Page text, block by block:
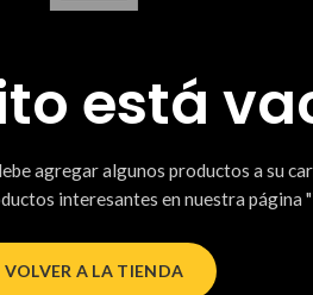
está
agregar algunos productos a su
interesantes en nuestra página
VOLVER A LA TIENDA